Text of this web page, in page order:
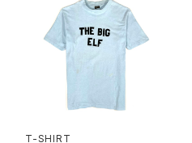
T-SHIRT